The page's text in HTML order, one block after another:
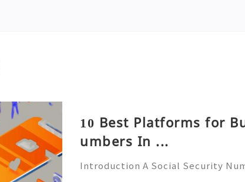
10 Best Platforms for
umbers In ...
Introduction A Social Security